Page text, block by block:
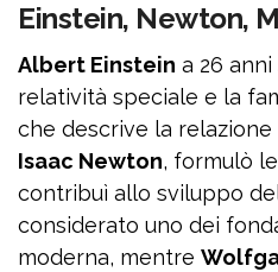
Einstein, Newton,
Albert Einstein a 26
relatività speciale e la
che descrive la
Isaac Newton, formulò
contribuì allo sviluppo
considerato uno dei
moderna, mentre